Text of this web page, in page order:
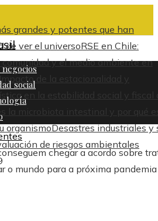
grandes y potentes que han
de ver el universoRSE en Chile:
y el medio ambiente en
Impacto de la estacionalidad y
en la estabilidad social y fiscal
la microbiota intestinal y por qué
organismoDesastres industriales y
de riesgos ambientales
social
chegar a acordo sobre
o mundo para a próxima pandemia